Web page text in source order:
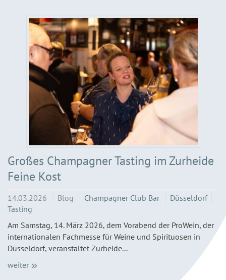
Großes Champagner Tasting im Zurheide
Feine Kost
14.03.2026 Blog Champagner Club Bar
Düsseldorf
Tasting
Am Samstag, 14. März 2026, dem Vorabend der ProWein, der
internationalen Fachmesse für Weine und Spirituosen in
Düsseldorf, veranstaltet Zurheide...
weiter